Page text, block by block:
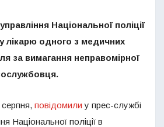
Національної поліції
лікарю одного з медичних
за вимагання неправомірної
повідомили у прес-службі
Національної поліції в